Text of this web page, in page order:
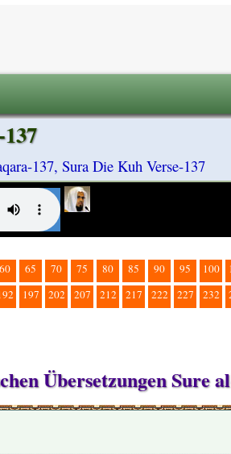
137, Sura Die Kuh Verse-137
60 65 70 75 80 85 90 95 100
197 202 207 212 217 222 227 232
Übersetzungen Sure